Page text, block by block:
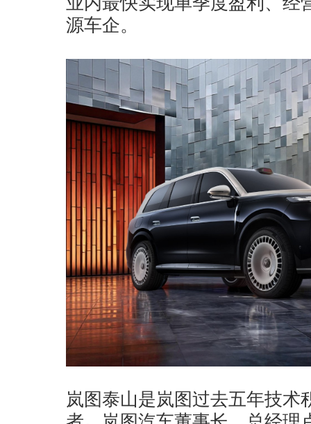
源车企。
岚图泰山是岚图过去五年技术